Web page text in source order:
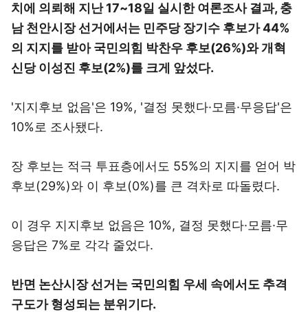
치에 의뢰해 지난 17~18일 실시한 여론조사 결과, 충
남 천안시장 선거에서는 민주당 장기수 후보가 44%
의 지지를 받아 국민의힘 박찬우 후보(26%)와 개혁
신당 이성진 후보(2%)를 크게 앞섰다.
'지지후보 없음'은 19%, '결정 못했다·모름·무응답'은
10%로 조사됐다.
장 후보는 적극 투표층에서도 55%의 지지를 얻어 박
후보(29%)와 이 후보(0%)를 큰 격차로 따돌렸다.
이 경우 지지후보 없음은 10%, 결정 못했다·모름·무
응답은 7%로 각각 줄었다.
반면 논산시장 선거는 국민의힘 우세 속에서도 추격
구도가 형성되는 분위기다.